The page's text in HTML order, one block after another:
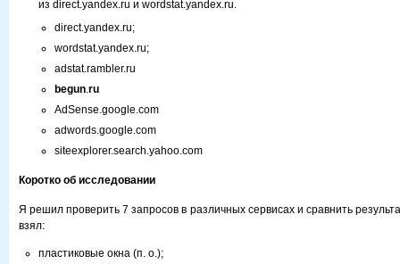
из direct.yandex.ru и wordstat.yandex.ru.
direct.yandex.ru;
wordstat.yandex.ru;
adstat.rambler.ru
begun.ru
AdSense.google.com
adwords.google.com
siteexplorer.search.yahoo.com
Коротко об исследовании
Я решил проверить 7 запросов в различных сервисах и сравнить
взял:
пластиковые окна (п. о.);